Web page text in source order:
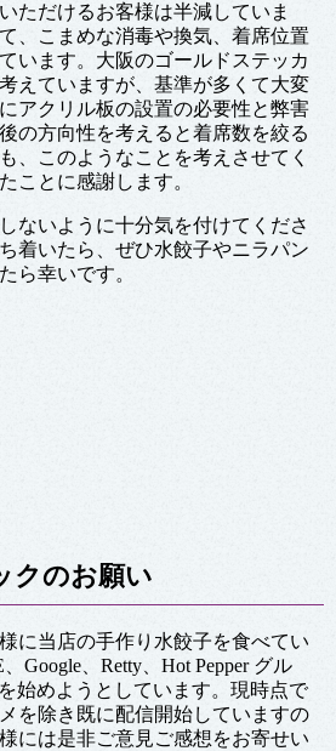
ただけるお客様は半減していま
、こまめな消毒や換気、着席位置
います。大阪のゴールドステッカ
えていますが、基準が多くて大変
アクリル板の設置の必要性と弊害
の方向性を考えると着席数を絞る
、このようなことを考えさせてく
ことに感謝します。
ないように十分気を付けてくださ
着いたら、ぜひ水餃子やニラパン
ら幸いです。
クのお願い
に当店の手作り水餃子を食べてい
Google、Retty、Hot Pepper グル
始めようとしています。現時点で
を除き既に配信開始していますの
には是非ご意見ご感想をお寄せい